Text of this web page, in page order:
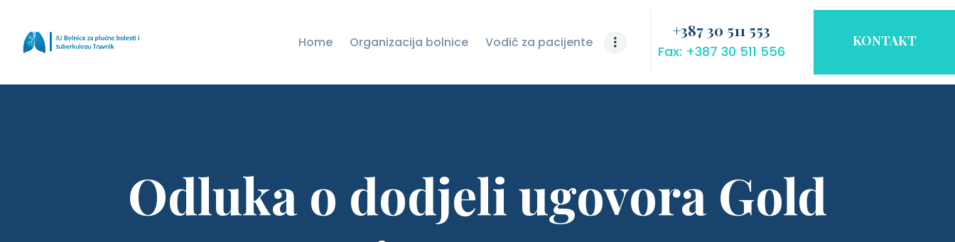
Home Organizacija bolnice Vodič za pacijente
+387 30 511 553
Fax: +387 30 511 556
KONTAKT
Odluka o dodjeli ugovora Gold
JAVNE NABAVKE